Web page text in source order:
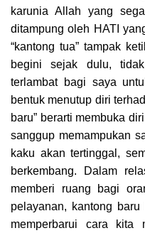
karunia Allah yang
ditampung oleh HATI
“kantong tua” tampak
begini sejak dulu,
terlambat bagi saya
bentuk menutup diri
baru” berarti membuka
sanggup memampukan
kaku akan tertinggal,
berkembang. Dalam
memberi ruang bagi
pelayanan, kantong
memperbarui cara kita